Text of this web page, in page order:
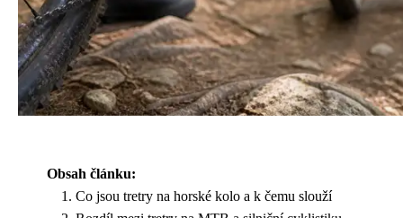
Obsah článku:
Co jsou tretry na horské kolo a k čemu slouží